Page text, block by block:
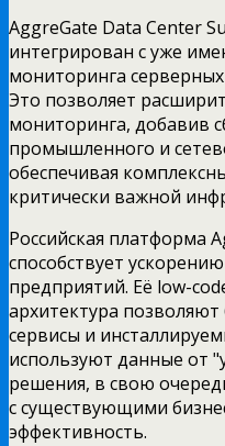
AggreGate Data Center
интегрирован с уже
мониторинга
Это позволяет
мониторинга, добавив
промышленного и
обеспечивая
критически важной
Российская платформа
способствует
предприятий. Её low-
архитектура
сервисы и
используют данные от
решения, в свою
с существующими
эффективность.